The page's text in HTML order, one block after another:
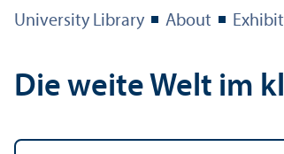
University Library About
Die weite Welt im